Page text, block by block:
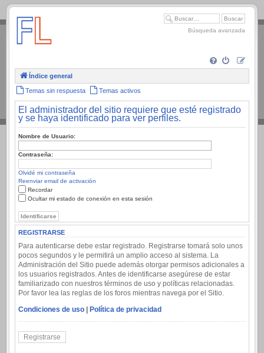
.
Búsqueda avanzada
Índice general
Temas sin respuesta Temas activos
El administrador del sitio requiere que esté registrado
y se haya identificado para ver perfiles.
Nombre de Usuario:
Contraseña:
Olvidé mi contraseña
Reenviar email de activación
Recordar
Ocultar mi estado de conexión en esta sesión
REGISTRARSE
Para autenticarse debe estar registrado. Registrarse tomará solo unos
pocos segundos y le permitirá un amplio acceso al sistema. La
Administración del Sitio puede además otorgar permisos adicionales a
los usuarios registrados. Antes de identificarse asegúrese de estar
familiarizado con nuestros términos de uso y políticas relacionadas.
Por favor lea las reglas de los foros mientras navega por el Sitio.
Condiciones de uso | Política de privacidad
Registrarse